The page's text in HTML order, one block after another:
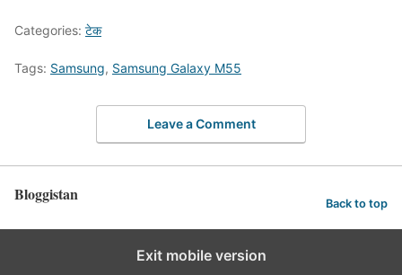
Categories: टेक
Tags: Samsung, Samsung Galaxy M55
Leave a Comment
Bloggistan Back to top
Exit mobile version